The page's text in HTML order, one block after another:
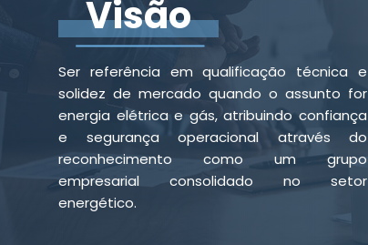
Visão
Ser referência em qualificação técnica e
solidez de mercado quando o assunto for
energia elétrica e gás, atribuindo confiança
e segurança operacional através do
reconhecimento como um grupo
empresarial consolidado no setor
energético.